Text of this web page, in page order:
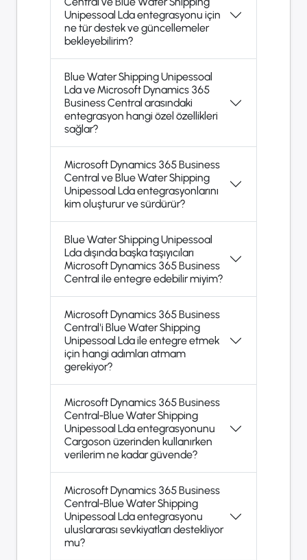
Unipessoal Lda entegrasyonu için
ne tür destek ve güncellemeler
bekleyebilirim?
Blue Water Shipping Unipessoal
Lda ve Microsoft Dynamics 365
Business Central arasındaki
entegrasyon hangi özel özellikleri
sağlar?
Microsoft Dynamics 365 Business
Central ve Blue Water Shipping
Unipessoal Lda entegrasyonlarını
kim oluşturur ve sürdürür?
Blue Water Shipping Unipessoal
Lda dışında başka taşıyıcıları
Microsoft Dynamics 365 Business
Central ile entegre edebilir miyim?
Microsoft Dynamics 365 Business
Central'i Blue Water Shipping
Unipessoal Lda ile entegre etmek
için hangi adımları atmam
gerekiyor?
Microsoft Dynamics 365 Business
Central-Blue Water Shipping
Unipessoal Lda entegrasyonunu
Cargoson üzerinden kullanırken
verilerim ne kadar güvende?
Microsoft Dynamics 365 Business
Central-Blue Water Shipping
Unipessoal Lda entegrasyonu
uluslararası sevkiyatları destekliyor
mu?